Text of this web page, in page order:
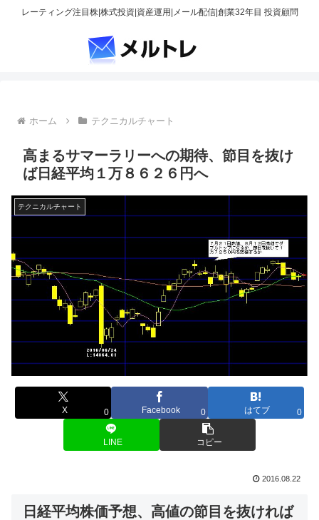
レーティング注目株|株式投資|資産運用|メール配信|創業32年目 投資顧問
ホーム テクニカルチャート
高まるサマーラリーへの期待、節目を抜け
ば日経平均１万８６２６円へ
テクニカルチャート
X 0 Facebook 0 はてブ 0
LINE コピー
2016.08.22
日経平均株価予想、高値の節目を抜ければ